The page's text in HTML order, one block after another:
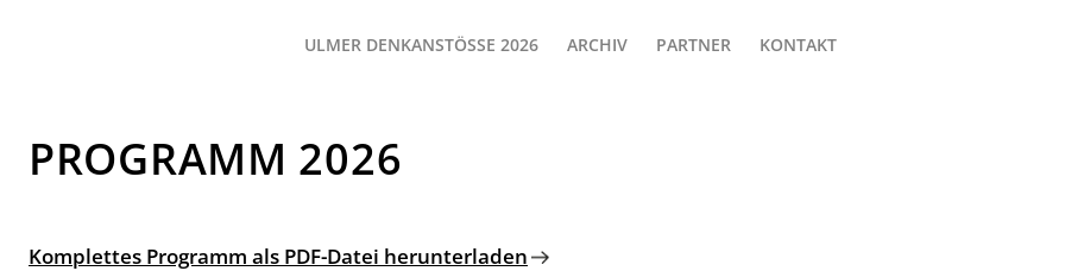
ULMER DENKANSTÖSSE 2026 ARCHIV PARTNER KONTAKT
PROGRAMM 2026
Komplettes Programm als PDF-Datei herunterladen